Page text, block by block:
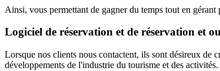
Ainsi, vous permettant de gagner du temps tout en
Logiciel de réservation et de réservation et
Lorsque nos clients nous contactent, ils sont désireux de
développements de l'industrie du tourisme et des activités.